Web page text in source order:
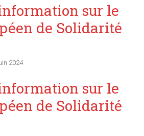
sur le
de Solidarité
2024
sur le
de Solidarité